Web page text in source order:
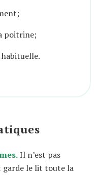
poitrine;
Il n’est pas
garde le lit toute la